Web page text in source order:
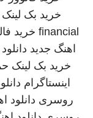
خرید بک لینک
financial خرید
اهنگ جدید
خرید بک لینک
اینستاگرام
روسری دانلود